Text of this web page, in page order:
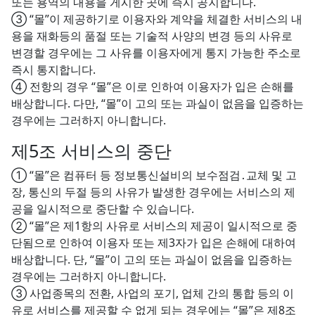
③ “몰”이 제공하기로 이용자와 계약을 체결한 서비스의 내
용을 재화등의 품절 또는 기술적 사양의 변경 등의 사유로
변경할 경우에는 그 사유를 이용자에게 통지 가능한 주소로
즉시 통지합니다.
④ 전항의 경우 “몰”은 이로 인하여 이용자가 입은 손해를
배상합니다. 다만, “몰”이 고의 또는 과실이 없음을 입증하는
경우에는 그러하지 아니합니다.
제5조 서비스의 중단
① “몰”은 컴퓨터 등 정보통신설비의 보수점검․교체 및 고
장, 통신의 두절 등의 사유가 발생한 경우에는 서비스의 제
공을 일시적으로 중단할 수 있습니다.
② “몰”은 제1항의 사유로 서비스의 제공이 일시적으로 중
단됨으로 인하여 이용자 또는 제3자가 입은 손해에 대하여
배상합니다. 단, “몰”이 고의 또는 과실이 없음을 입증하는
경우에는 그러하지 아니합니다.
③ 사업종목의 전환, 사업의 포기, 업체 간의 통합 등의 이
유로 서비스를 제공할 수 없게 되는 경우에는 “몰”은 제8조